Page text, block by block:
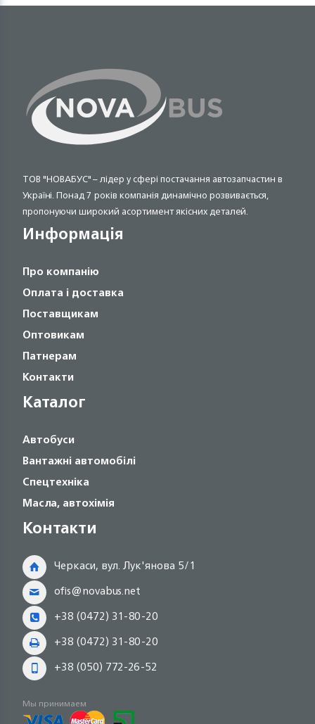
ТОВ "НОВАБУС" – лідер у сфері постачання автозапчастин в
Україні. Понад 7 років компанія динамічно розвивається,
пропонуючи широкий асортимент якісних деталей.
Информація
Про компанію
Оплата і доставка
Поставщикам
Оптовикам
Патнерам
Контакти
Каталог
Автобуси
Вантажні автомобілі
Спецтехніка
Масла, автохімія
Контакти
Черкаси, вул. Лук'янова 5/1
ofis@novabus.net
+38 (0472) 31-80-20
+38 (0472) 31-80-20
+38 (050) 772-26-52
Мы принимаем